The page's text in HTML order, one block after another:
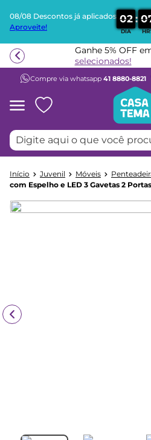
08/08 Descontos já aplicados
Aproveite!
02
DIA
: 0
Ganhe 5% OFF
selecionados!
Compre via whatsapp 41 8880-8821
Digite aqui o que você procura
Juvenil Móveis
com Espelho e LED 3 Gavetas 2
1º
guarda roupa
3º
aria
º
escrivaninha
6º
treliche
7º
berço
9º
petit